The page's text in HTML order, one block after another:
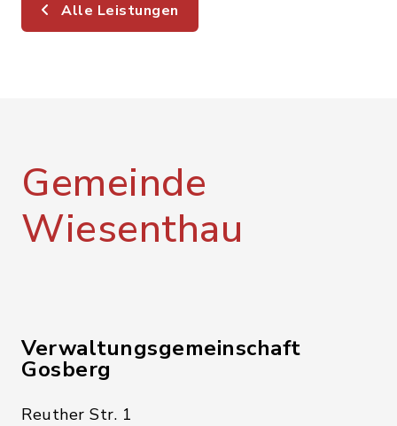
Alle Leistungen
Gemeinde
Wiesenthau
Verwaltungsgemeinschaft
Gosberg
Reuther Str. 1